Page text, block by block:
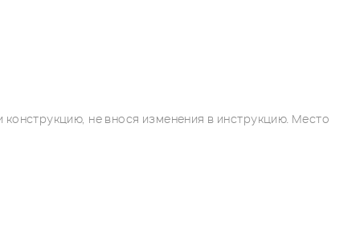
не внося изменения в инструкцию. Место